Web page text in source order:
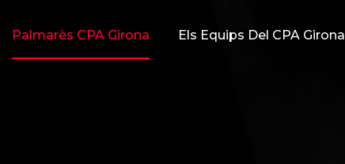
Palmarès CPA Girona Els Equips Del CPA Girona